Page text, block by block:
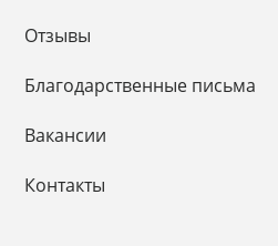
Отзывы
Благодарственные письма
Вакансии
Контакты